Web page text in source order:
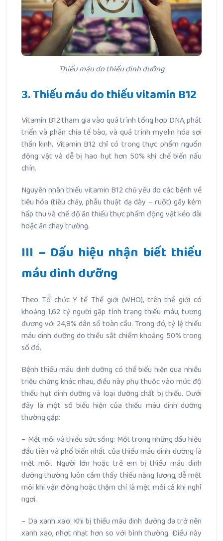
Thiếu máu do thiếu dinh dưỡng
3. Thiếu máu do thiếu vitamin B12
Vitamin B12 tham gia vào quá trình tổng hợp DNA, phát
triển và phân chia tế bào, và quá trình myelin hóa sợi
thần kinh. Vitamin B12 chỉ có trong thực phẩm nguồn
động vật và dễ bị hao hụt hơn 50% khi chế biến nấu
chín.
Nguyên nhân thiếu vitamin B12 chủ yếu do các bệnh về
tiêu hóa (tiêu chảy, phẫu thuật dạ dày – ruột) gây kém
hấp thu và chế độ ăn thiếu thực phẩm động vật kéo dài
hoặc ăn chay trường.
III – Dấu hiệu nhận biết thiếu
máu dinh dưỡng
Theo Tổ chức Y tế Thế giới (WHO), trên thế giới có
khoảng 1,62 tỷ người gặp tình trạng thiếu máu, tương
đương với 24,8% dân số toàn cầu. Trong đó, tỷ lệ thiếu
máu dinh dưỡng do thiếu sắt chiếm khoảng 50% trong
số đó.
Bệnh thiếu máu dinh dưỡng có thể biểu hiện qua nhiều
triệu chứng khác nhau, điều này phụ thuộc vào mức độ
thiếu hụt dinh dưỡng và loại dưỡng chất bị thiếu. Dưới
đây là một số biểu hiện của thiếu máu dinh dưỡng
thường gặp:
– Mệt mỏi và thiếu sức sống: Một trong những dấu hiệu
đầu tiên và phổ biến nhất của thiếu máu dinh dưỡng là
mệt mỏi. Người lớn hoặc trẻ em bị thiếu máu dinh
dưỡng thường luôn cảm thấy thiếu năng lượng, dễ mệt
mỏi khi vận động hoặc thậm chí là mệt mỏi cả khi nghỉ
ngơi.
– Da xanh xao: Khi bị thiếu máu dinh dưỡng da trở nên
xanh xao, nhợt nhạt hơn so với bình thường. Điều này